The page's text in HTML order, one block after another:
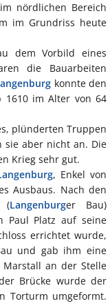
nördlichen Bereich
im Grundriss heute
dem Vorbild eines
die Bauarbeiten
konnte den
1610 im Alter von 64
plünderten Truppen
sie aber nicht an. Die
Krieg sehr gut.
, Enkel von
Ausbaus. Nach den
(Langenburger Bau)
Paul Platz auf seine
errichtet wurde,
und gab ihm eine
Marstall an der Stelle
Brücke wurde der
Torturm umgeformt.